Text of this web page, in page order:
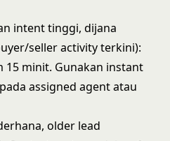
intent tinggi, dijana
seller activity terkini):
15 minit. Gunakan instant
assigned agent atau
older lead